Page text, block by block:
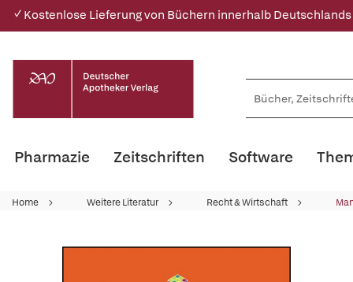
✓ Kostenlose Lieferung von Büchern innerhalb Deutschlands
Pharmazie Zeitschriften Software
Home Weitere Literatur Recht & Wirtschaft